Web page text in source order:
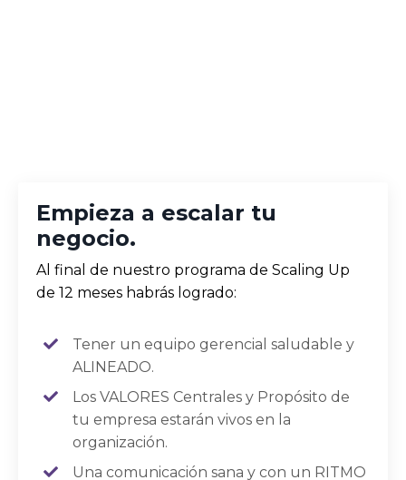
Empieza a escalar tu
negocio.
Al final de nuestro programa de Scaling Up
de 12 meses habrás logrado:
Tener un equipo gerencial saludable y
ALINEADO.
Los VALORES Centrales y Propósito de
tu empresa estarán vivos en la
organización.
Una comunicación sana y con un RITMO